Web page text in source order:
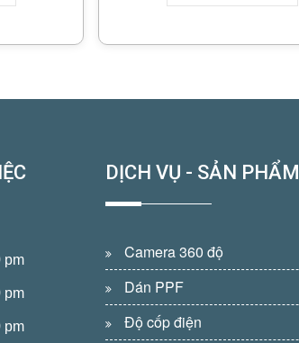
pm
pm
pm
DỊCH VỤ - SẢN PHẨM
Camera 360 độ
Dán PPF
Độ cốp điện